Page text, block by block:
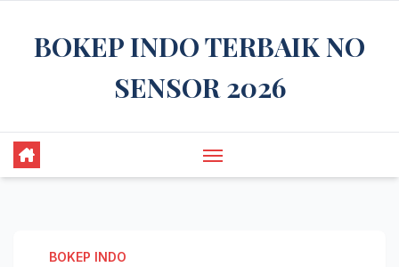
BOKEP INDO TERBAIK NO
SENSOR 2026
BOKEP INDO